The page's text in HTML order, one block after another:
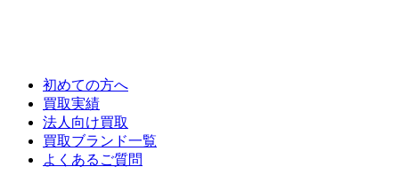
初めての方へ
買取実績
法人向け買取
買取ブランド一覧
よくあるご質問